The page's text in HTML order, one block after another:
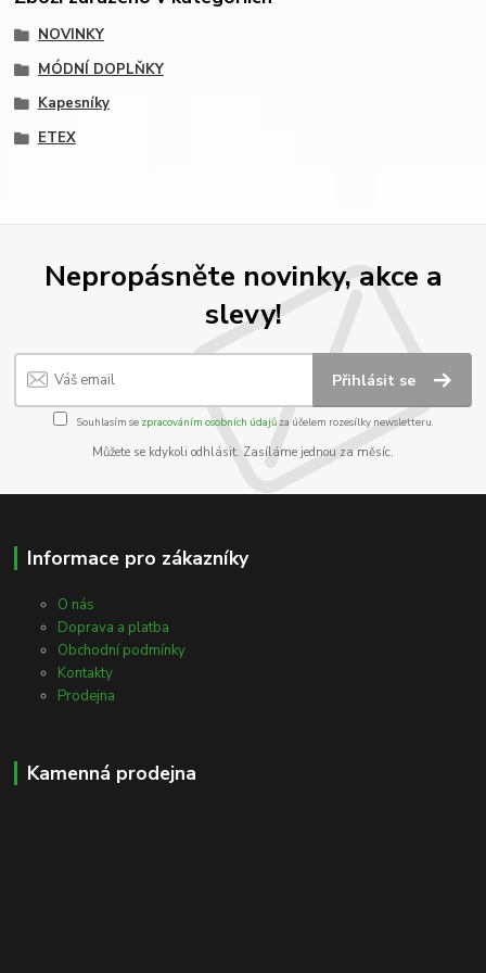
NOVINKY
MÓDNÍ DOPLŇKY
Kapesníky
ETEX
Nepropásněte novinky, akce a
slevy!
Přihlásit se
Souhlasím se zpracováním osobních údajůza účelem rozesílky newsletteru.
Můžete se kdykoli odhlásit. Zasíláme jednou za měsíc.
Informace pro zákazníky
O nás
Doprava a platba
Obchodní podmínky
Kontakty
Prodejna
Kamenná prodejna